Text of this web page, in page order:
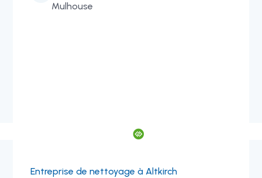
Mulhouse

Entreprise de nettoyage à Altkirch